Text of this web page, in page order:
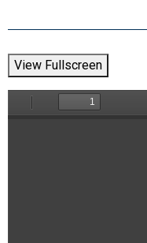
View Fullscreen